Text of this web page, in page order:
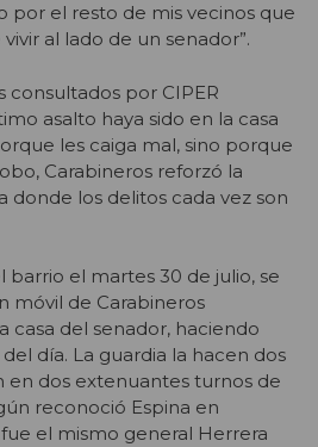
por el resto de mis vecinos que
al lado de un senador”.
consultados por CIPER
asalto haya sido en la casa
les caiga mal, sino porque
Carabineros reforzó la
donde los delitos cada vez son
barrio el martes 30 de julio, se
móvil de Carabineros
casa del senador, haciendo
día. La guardia la hacen dos
en dos extenuantes turnos de
reconoció Espina en
el mismo general Herrera